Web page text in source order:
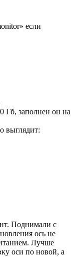
если
Гб, заполнен он на
выглядит:
Поднимали с
ось не
Лучше
оси по новой, а